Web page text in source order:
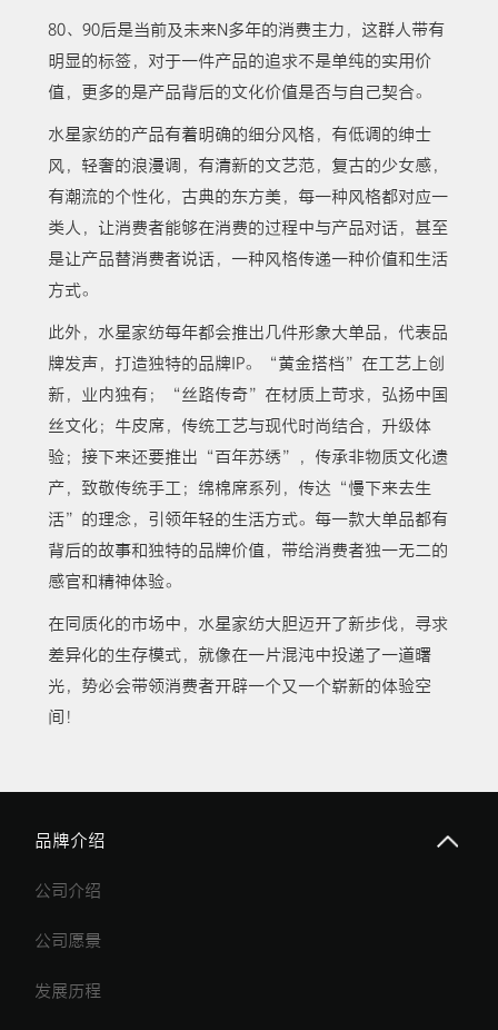
80、90后是当前及未来N多年的消费主力，这群人带有
明显的标签，对于一件产品的追求不是单纯的实用价
值，更多的是产品背后的文化价值是否与自己契合。
水星家纺的产品有着明确的细分风格，有低调的绅士
风，轻奢的浪漫调，有清新的文艺范，复古的少女感，
有潮流的个性化，古典的东方美，每一种风格都对应一
类人，让消费者能够在消费的过程中与产品对话，甚至
是让产品替消费者说话，一种风格传递一种价值和生活
方式。
此外，水星家纺每年都会推出几件形象大单品，代表品
牌发声，打造独特的品牌IP。“黄金搭档”在工艺上创
新，业内独有；“丝路传奇”在材质上苛求，弘扬中国
丝文化；牛皮席，传统工艺与现代时尚结合，升级体
验；接下来还要推出“百年苏绣”，传承非物质文化遗
产，致敬传统手工；绵棉席系列，传达“慢下来去生
活”的理念，引领年轻的生活方式。每一款大单品都有
背后的故事和独特的品牌价值，带给消费者独一无二的
感官和精神体验。
在同质化的市场中，水星家纺大胆迈开了新步伐，寻求
差异化的生存模式，就像在一片混沌中投递了一道曙
光，势必会带领消费者开辟一个又一个崭新的体验空
间！
品牌介绍
公司介绍
公司愿景
发展历程